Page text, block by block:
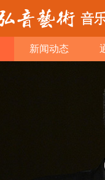
新闻动态